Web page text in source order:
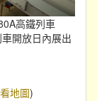
高鐵列車
開放日內展出
地圖)